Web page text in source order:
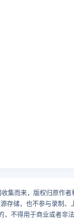
集而来，版权归原作者
存储，也不参与录制、
不得用于商业或者非法